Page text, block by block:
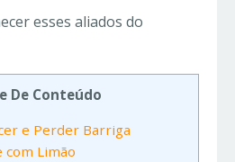
esses aliados do
De Conteúdo
e Perder Barriga
com Limão